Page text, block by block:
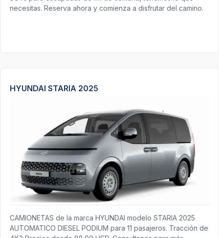
necesitas. Reserva ahora y comienza a disfrutar del camino.
HYUNDAI STARIA 2025
CAMIONETAS de la marca HYUNDAI modelo STARIA 2025
AUTOMATICO DIESEL PODIUM para 11 pasajeros. Tracción de